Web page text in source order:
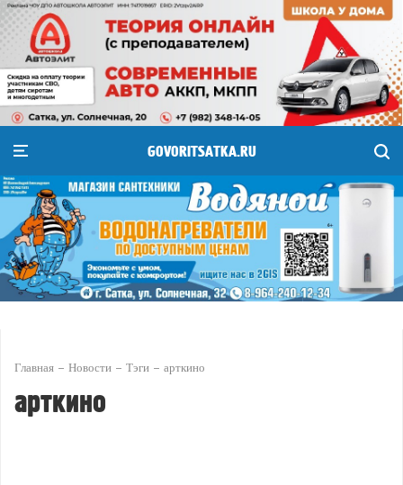
GOVORITSATKA.RU
Главная Новости Тэги арткино
арткино